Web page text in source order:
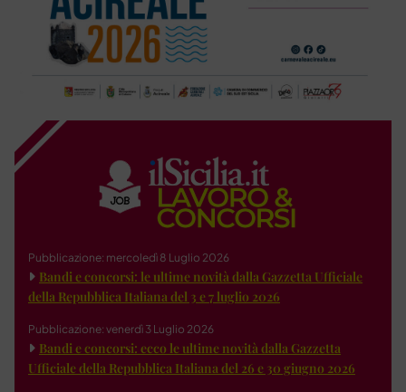
Pubblicazione: mercoledì 8 Luglio 2026
Bandi e concorsi: le ultime novità dalla Gazzetta Ufficiale
della Repubblica Italiana del 3 e 7 luglio 2026
Pubblicazione: venerdì 3 Luglio 2026
Bandi e concorsi: ecco le ultime novità dalla Gazzetta
Ufficiale della Repubblica Italiana del 26 e 30 giugno 2026